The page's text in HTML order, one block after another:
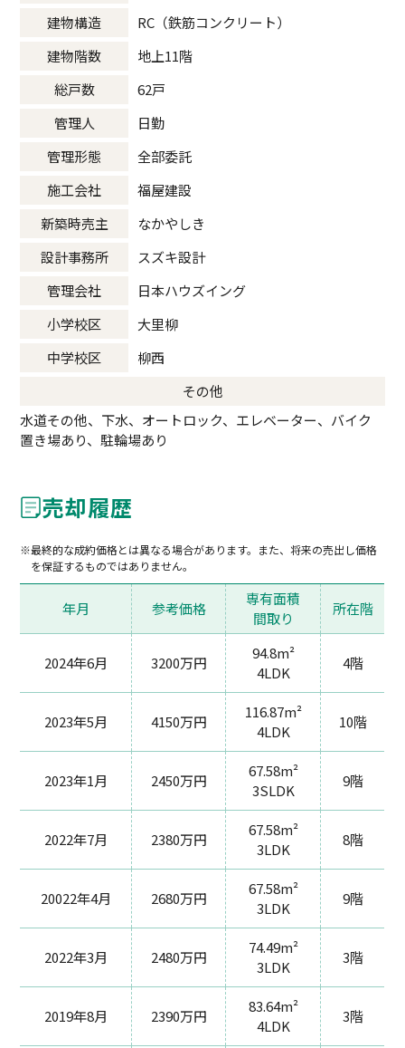
建物構造
RC（鉄筋コンクリート）
建物階数
地上11階
総戸数
62戸
管理人
日勤
管理形態
全部委託
施工会社
福屋建設
新築時売主
なかやしき
設計事務所
スズキ設計
管理会社
日本ハウズイング
小学校区
大里柳
中学校区
柳西
その他
水道その他、下水、オートロック、エレベーター、バイク
置き場あり、駐輪場あり
売却履歴
最終的な成約価格とは異なる場合があります。また、将来の売出し価格
を保証するものではありません。
年月 参考価格
専有面積
間取り
所在階
2024年6月 3200万円
94.8m²
4LDK
4階
2023年5月 4150万円
116.87m²
4LDK
10階
2023年1月 2450万円
67.58m²
3SLDK
9階
2022年7月 2380万円
67.58m²
3LDK
8階
20022年4月 2680万円
67.58m²
3LDK
9階
2022年3月 2480万円
74.49m²
3LDK
3階
2019年8月 2390万円
83.64m²
4LDK
3階